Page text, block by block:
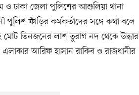
ঢাকা জেলা পুলিশের আশুলিয়া থানা
ফাঁড়ির কর্মকর্তাদের সঙ্গে কথা বলে
তিনজনের লাশ তুরাগ নদ থেকে উদ্ধার
আরিফ হাসান রাকিব ও রাজধানীর